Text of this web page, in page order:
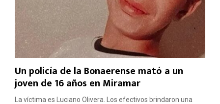
Un policía de la Bonaerense mató a un
joven de 16 años en Miramar
La víctima es Luciano Olivera. Los efectivos brindaron una